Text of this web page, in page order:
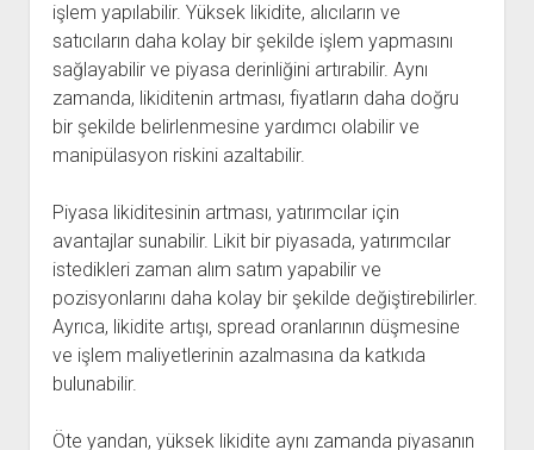
işlem yapılabilir. Yüksek likidite, alıcıların ve
satıcıların daha kolay bir şekilde işlem yapmasını
sağlayabilir ve piyasa derinliğini artırabilir. Aynı
zamanda, likiditenin artması, fiyatların daha doğru
bir şekilde belirlenmesine yardımcı olabilir ve
manipülasyon riskini azaltabilir.
Piyasa likiditesinin artması, yatırımcılar için
avantajlar sunabilir. Likit bir piyasada, yatırımcılar
istedikleri zaman alım satım yapabilir ve
pozisyonlarını daha kolay bir şekilde değiştirebilirler.
Ayrıca, likidite artışı, spread oranlarının düşmesine
ve işlem maliyetlerinin azalmasına da katkıda
bulunabilir.
Öte yandan, yüksek likidite aynı zamanda piyasanın